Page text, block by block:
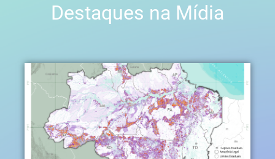
Destaques na Mídia